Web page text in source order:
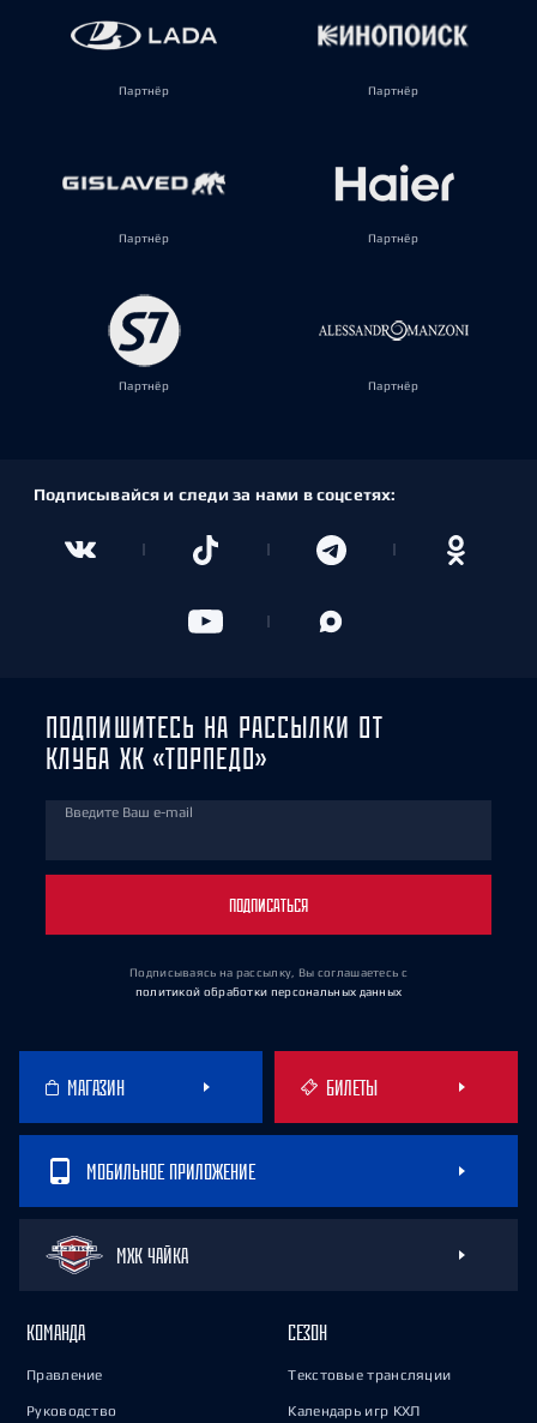
Партнёр Партнёр
Партнёр Партнёр
Партнёр Партнёр
Подписывайся и следи за нами в соцсетях:
ПОДПИШИТЕСЬ НА РАССЫЛКИ ОТ
КЛУБА ХК «ТОРПЕДО»
Введите Ваш e-mail
ПОДПИСАТЬСЯ
Подписываясь на рассылку, Вы соглашаетесь с
политикой обработки персональных данных
МАГАЗИН БИЛЕТЫ
МОБИЛЬНОЕ ПРИЛОЖЕНИЕ
МХК ЧАЙКА
КОМАНДА
Правление
Руководство
СЕЗОН
Текстовые трансляции
Календарь игр КХЛ